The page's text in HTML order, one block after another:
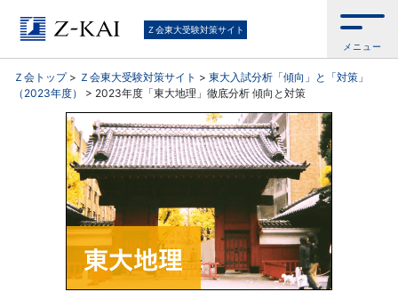
東
大
受
Ｚ会東大受験対策サイト
メニュー
Ｚ会トップ> Ｚ会東大受験対策サイト > 東大入試分析「傾向」と「対策」
（2023年度）
> 2023年度「東大地理」徹底分析 傾向と対策